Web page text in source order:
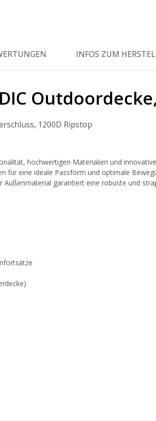
INFOS ZUM
1200D Ripstop
hochwertigen Materialien und
eine ideale Passform und optimale
garantiert eine robuste und